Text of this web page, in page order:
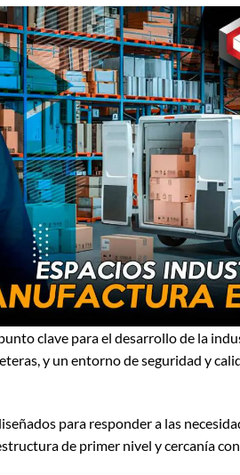
clave para el desarrollo de la
y un entorno de seguridad y
para responder a las
de primer nivel y cercanía